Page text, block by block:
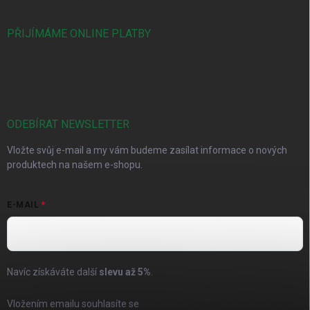
PŘIJÍMÁME ONLINE PLATBY
ODEBÍRAT NEWSLETTER
Vložte svůj e-mail a my vám budeme zasílat informace o nových
produktech na našem e-shopu.
E-MAIL
Navíc získáváte další slevu až5%.
Vložením emailu souhlasíte se